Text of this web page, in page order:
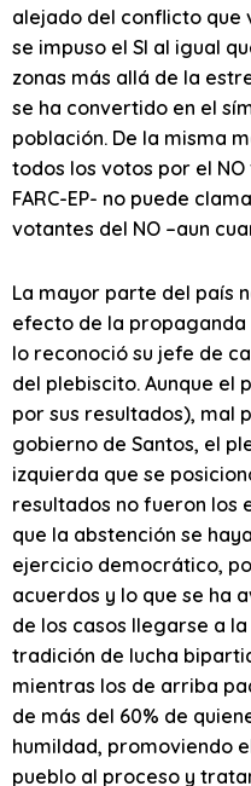
alejado del conflicto que
se impuso el SI al igual
zonas más allá de la
se ha convertido en el
población. De la misma
todos los votos por el
FARC-EP- no puede
votantes del NO –aun
La mayor parte del país
efecto de la propaganda
lo reconoció su jefe de
del plebiscito. Aunque el
por sus resultados), mal
gobierno de Santos, el
izquierda que se
resultados no fueron los
que la abstención se
ejercicio democrático,
acuerdos y lo que se ha
de los casos llegarse a
tradición de lucha
mientras los de arriba
de más del 60% de
humildad, promoviendo
pueblo al proceso y